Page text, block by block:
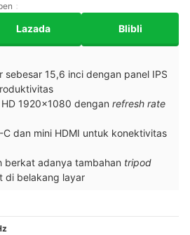
Lazada Blibli
sebesar 15,6 inci dengan panel IPS
1920x1080 dengan refresh rate
C dan mini HDMI untuk konektivitas
berkat adanya tambahan tripod
di belakang layar